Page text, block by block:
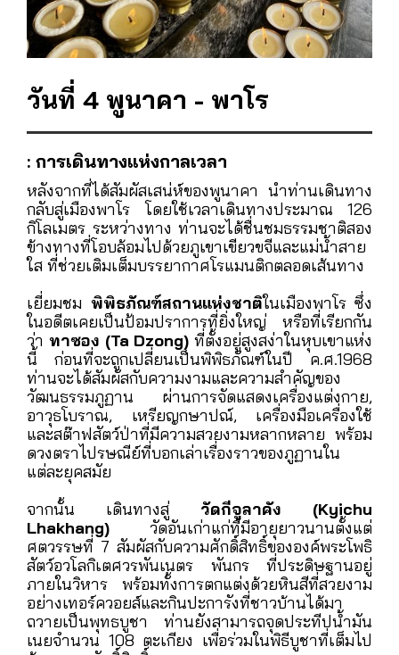
วันที่ 4 พูนาคา - พาโร
: การเดินทางแห่งกาลเวลา
หลังจากที่ได้สัมผัสเสน่ห์ของพูนาคา นำท่านเดินทาง
กลับสู่เมืองพาโร โดยใช้เวลาเดินทางประมาณ 126
กิโลเมตร ระหว่างทาง ท่านจะได้ชื่นชมธรรมชาติสอง
ข้างทางที่โอบล้อมไปด้วยภูเขาเขียวขจีและแม่น้ำสาย
ใส ที่ช่วยเติมเต็มบรรยากาศโรแมนติกตลอดเส้นทาง
เยี่ยมชมพิพิธภัณฑ์สถานแห่งชาติ
ในอดีตเคยเป็นป้อมปราการที่ยิ่งใหญ่ หรือที่เรียกกัน
ว่าทาซอง (Ta Dzong)
ที่ตั้งอยู่สูงสง่าในหุบเขาแห่ง
นี้ ก่อนที่จะถูกเปลี่ยนเป็นพิพิธภัณฑ์ในปี ค.ศ.1968
ท่านจะได้สัมผัสกับความงามและความสำคัญของ
วัฒนธรรมภูฏาน ผ่านการจัดแสดงเครื่องแต่งกาย,
อาวุธโบราณ, เหรียญกษาปณ์, เครื่องมือเครื่องใช้
และสต๊าฟสัตว์ป่าที่มีความสวยงามหลากหลาย พร้อม
ดวงตราไปรษณีย์ที่บอกเล่าเรื่องราวของภูฏานใน
แต่ละยุคสมัย